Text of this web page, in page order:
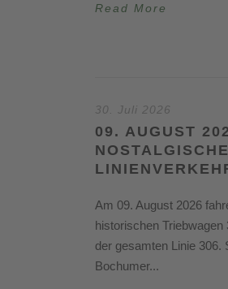
Read More
30. Juli 2026
09. AUGUST
Am 09. August 2026
historischen
der gesamten Linie 306.
Bochumer...